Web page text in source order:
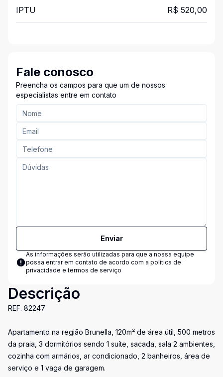
IPTU R$ 520,00
Fale conosco
Preencha os campos para que um de nossos
especialistas entre em contato
Enviar
As informações serão utilizadas para que a nossa equipe
possa entrar em contato de acordo com a política de
privacidade e termos de serviço
Descrição
REF. 82247
Apartamento na região Brunella, 120m² de área útil, 500 metros
da praia, 3 dormitórios sendo 1 suíte, sacada, sala 2 ambientes,
cozinha com armários, ar condicionado, 2 banheiros, área de
serviço e 1 vaga de garagem.